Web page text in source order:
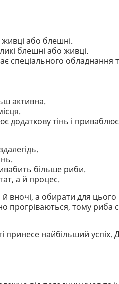
або блешні.
блешні або живці.
спеціального обладнання
активна.
додаткову тінь і
більше риби.
а й процес.
вночі, а обирати для цього
прогріваються, тому риба
принесе найбільший